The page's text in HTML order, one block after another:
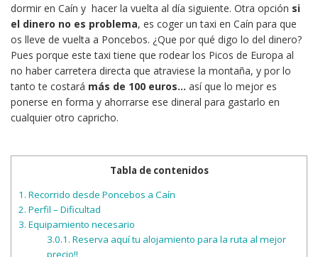
dormir en Caín y hacer la vuelta al día siguiente. Otra opción si
el dinero no es problema, es coger un taxi en Caín para que
os lleve de vuelta a Poncebos. ¿Que por qué digo lo del dinero?
Pues porque este taxi tiene que rodear los Picos de Europa al
no haber carretera directa que atraviese la montaña, y por lo
tanto te costará más de 100 euros… así que lo mejor es
ponerse en forma y ahorrarse ese dineral para gastarlo en
cualquier otro capricho.
Tabla de contenidos
1. Recorrido desde Poncebos a Caín
2. Perfil – Dificultad
3. Equipamiento necesario
3.0.1. Reserva aquí tu alojamiento para la ruta al mejor
precio!!